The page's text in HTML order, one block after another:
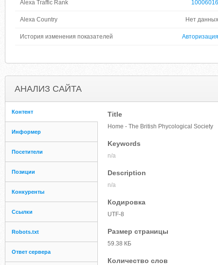
Alexa Traffic Rank 10006016
Alexa Country Нет данных
История изменения показателей Авторизация
АНАЛИЗ САЙТА
Контент
Информер
Посетители
Позиции
Конкуренты
Ссылки
Robots.txt
Ответ сервера
Title
Home - The British Phycological Society
Keywords
n/a
Description
n/a
Кодировка
UTF-8
Размер страницы
59.38 КБ
Количество слов